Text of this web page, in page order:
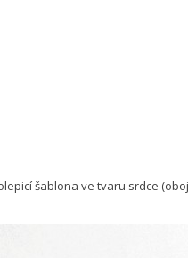
šablona ve tvaru srdce